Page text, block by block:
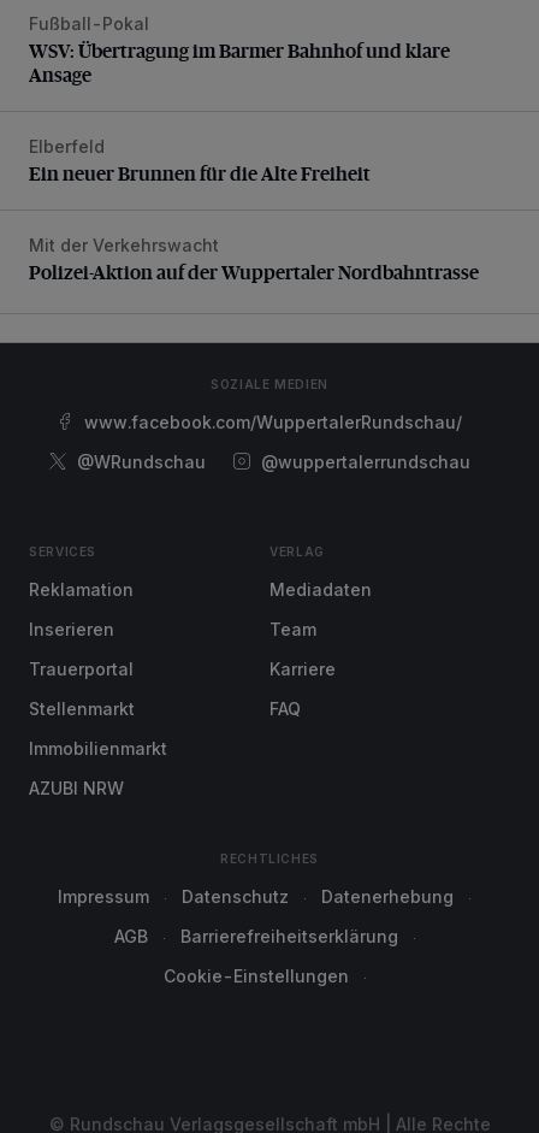
WSV: Übertragung im Barmer Bahnhof und klare Ansage
Fußball-Pokal
WSV: Übertragung im Barmer Bahnhof und klare
Ansage
Ein neuer Brunnen für die Alte Freiheit
Elberfeld
Ein neuer Brunnen für die Alte Freiheit
Polizei-Aktion auf der Wuppertaler Nordbahntrasse
Mit der Verkehrswacht
Polizei-Aktion auf der Wuppertaler Nordbahntrasse
SOZIALE MEDIEN
www.facebook.com/WuppertalerRundschau/
@WRundschau
@wuppertalerrundschau
SERVICES
Reklamation
Inserieren
Trauerportal
Stellenmarkt
Immobilienmarkt
AZUBI NRW
VERLAG
Mediadaten
Team
Karriere
FAQ
RECHTLICHES
Impressum Datenschutz
Datenerhebung
AGB
Barrierefreiheitserklärung
Cookie-Einstellungen
© Rundschau Verlagsgesellschaft mbH | Alle Rechte